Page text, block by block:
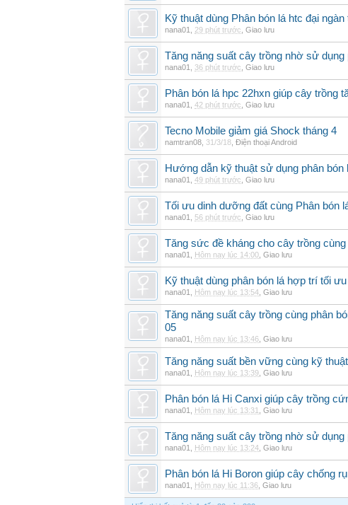
Kỹ thuật dùng Phân bón lá htc đại
nana01 29 phút trước Giao lưu
Tăng năng suất cây trồng nhờ sử dụng
nana01 36 phút trước Giao lưu
Phân bón lá hpc 22hxn giúp cây trồng
nana01 42 phút trước Giao lưu
Tecno Mobile giảm giá Shock tháng 4
namtran08 31/3/18 Điện thoại Android
Hướng dẫn kỹ thuật sử dụng phân bón
nana01 49 phút trước Giao lưu
Tối ưu dinh dưỡng đất cùng Phân bón
nana01 56 phút trước Giao lưu
Tăng sức đề kháng cho cây trồng
nana01 Hôm nay lúc 14:00 Giao lưu
Kỹ thuật dùng phân bón lá hợp trí tối
nana01 Hôm nay lúc 13:54 Giao lưu
Tăng năng suất cây trồng cùng phân
05
nana01 Hôm nay lúc 13:46 Giao lưu
Tăng năng suất bền vững cùng kỹ
nana01 Hôm nay lúc 13:39 Giao lưu
Phân bón lá Hi Canxi giúp cây trồng
nana01 Hôm nay lúc 13:31 Giao lưu
Tăng năng suất cây trồng nhờ sử dụng
nana01 Hôm nay lúc 13:24 Giao lưu
Phân bón lá Hi Boron giúp cây chống
nana01 Hôm nay lúc 11:36 Giao lưu